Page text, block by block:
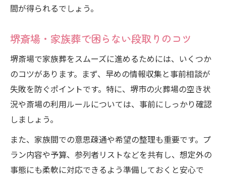
間が得られるでしょう。
堺斎場・家族葬で困らない段取りのコツ
堺斎場で家族葬をスムーズに進めるためには、いくつか
のコツがあります。まず、早めの情報収集と事前相談が
失敗を防ぐポイントです。特に、堺市の火葬場の空き状
況や斎場の利用ルールについては、事前にしっかり確認
しましょう。
また、家族間での意思疎通や希望の整理も重要です。プ
ラン内容や予算、参列者リストなどを共有し、想定外の
事態にも柔軟に対応できるよう準備しておくと安心で